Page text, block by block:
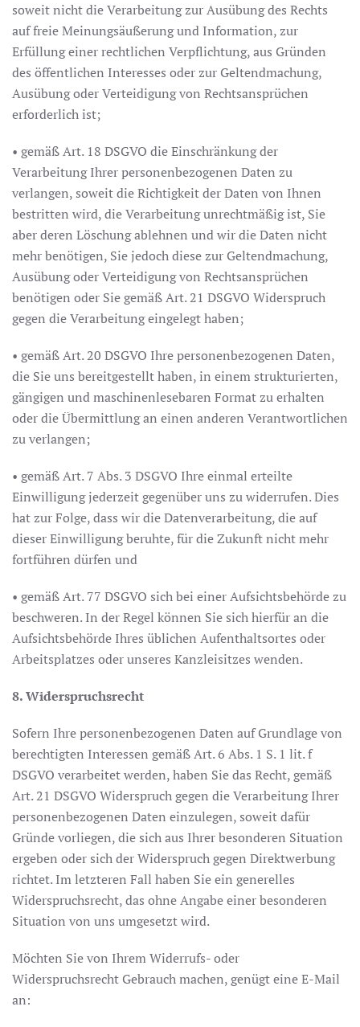
soweit nicht die Verarbeitung zur Ausübung des Rechts
auf freie Meinungsäußerung und Information, zur
Erfüllung einer rechtlichen Verpflichtung, aus Gründen
des öffentlichen Interesses oder zur Geltendmachung,
Ausübung oder Verteidigung von Rechtsansprüchen
erforderlich ist;
• gemäß Art. 18 DSGVO die Einschränkung der
Verarbeitung Ihrer personenbezogenen Daten zu
verlangen, soweit die Richtigkeit der Daten von Ihnen
bestritten wird, die Verarbeitung unrechtmäßig ist, Sie
aber deren Löschung ablehnen und wir die Daten nicht
mehr benötigen, Sie jedoch diese zur Geltendmachung,
Ausübung oder Verteidigung von Rechtsansprüchen
benötigen oder Sie gemäß Art. 21 DSGVO Widerspruch
gegen die Verarbeitung eingelegt haben;
• gemäß Art. 20 DSGVO Ihre personenbezogenen Daten,
die Sie uns bereitgestellt haben, in einem strukturierten,
gängigen und maschinenlesebaren Format zu erhalten
oder die Übermittlung an einen anderen Verantwortlichen
zu verlangen;
• gemäß Art. 7 Abs. 3 DSGVO Ihre einmal erteilte
Einwilligung jederzeit gegenüber uns zu widerrufen. Dies
hat zur Folge, dass wir die Datenverarbeitung, die auf
dieser Einwilligung beruhte, für die Zukunft nicht mehr
fortführen dürfen und
• gemäß Art. 77 DSGVO sich bei einer Aufsichtsbehörde zu
beschweren. In der Regel können Sie sich hierfür an die
Aufsichtsbehörde Ihres üblichen Aufenthaltsortes oder
Arbeitsplatzes oder unseres Kanzleisitzes wenden.
8. Widerspruchsrecht
Sofern Ihre personenbezogenen Daten auf Grundlage von
berechtigten Interessen gemäß Art. 6 Abs. 1 S. 1 lit. f
DSGVO verarbeitet werden, haben Sie das Recht, gemäß
Art. 21 DSGVO Widerspruch gegen die Verarbeitung Ihrer
personenbezogenen Daten einzulegen, soweit dafür
Gründe vorliegen, die sich aus Ihrer besonderen Situation
ergeben oder sich der Widerspruch gegen Direktwerbung
richtet. Im letzteren Fall haben Sie ein generelles
Widerspruchsrecht, das ohne Angabe einer besonderen
Situation von uns umgesetzt wird.
Möchten Sie von Ihrem Widerrufs- oder
Widerspruchsrecht Gebrauch machen, genügt eine E-Mail
an: